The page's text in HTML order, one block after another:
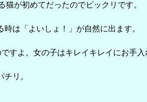
が初めてだったのでビックリです。
は「よいしょ！」が自然に出ます。
よ。女の子はキレイキレイにお手入
リ。